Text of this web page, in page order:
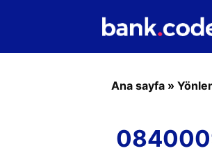
Ana sayfa »